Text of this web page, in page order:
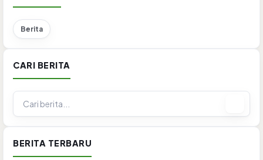
Berita
CARI BERITA
BERITA TERBARU